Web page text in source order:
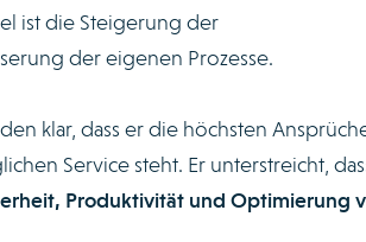
ist die Steigerung der
der eigenen Prozesse.
klar, dass er die höchsten
Service steht. Er unterstreicht,
Produktivität und Optimierung